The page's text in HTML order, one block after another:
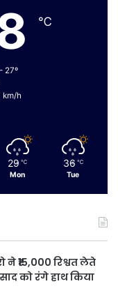
℃
27º
km/h
29 ℃
Mon
36 ℃
Tue
₹15,000 रिश्वत लेते
को रंगे हाथ किया